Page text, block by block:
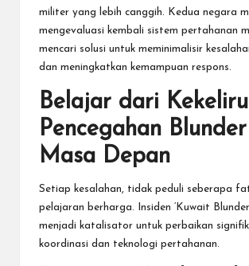
militer yang lebih canggih. Kedua negara
mengevaluasi kembali sistem pertahanan
mencari solusi untuk meminimalisir
dan meningkatkan kemampuan respons.
Belajar dari
Pencegahan
Masa Depan
Setiap kesalahan, tidak peduli seberapa
pelajaran berharga. Insiden ‘Kuwait
menjadi katalisator untuk perbaikan
koordinasi dan teknologi pertahanan.